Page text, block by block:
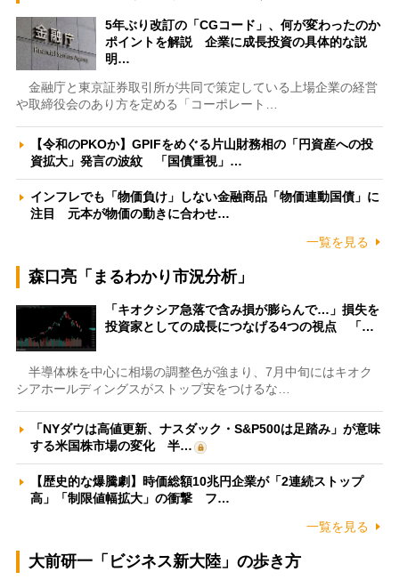
5年ぶり改訂の「CGコード」、何が変わったのか
ポイントを解説 企業に成長投資の具体的な説
明…
金融庁と東京証券取引所が共同で策定している上場企業の経営
や取締役会のあり方を定める「コーポレート…
【令和のPKOか】GPIFをめぐる片山財務相の「円資産への投
資拡大」発言の波紋 「国債重視」…
インフレでも「物価負け」しない金融商品「物価連動国債」に
注目 元本が物価の動きに合わせ…
一覧を見る
森口亮「まるわかり市況分析」
「キオクシア急落で含み損が膨らんで…」損失を
投資家としての成長につなげる4つの視点 「…
半導体株を中心に相場の調整色が強まり、7月中旬にはキオク
シアホールディングスがストップ安をつけるな…
「NYダウは高値更新、ナスダック・S&P500は足踏み」が意味
する米国株市場の変化 半…
【歴史的な爆騰劇】時価総額10兆円企業が「2連続ストップ
高」「制限値幅拡大」の衝撃 フ…
一覧を見る
大前研一「ビジネス新大陸」の歩き方